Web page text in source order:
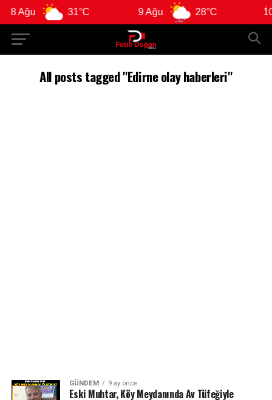
8 Ağu 31°C 9 Ağu 28°C 10
All posts tagged "Edirne olay haberleri"
GÜNDEM 9 ay önce
Eski Muhtar, Köy Meydanında Av Tüfeğiyle